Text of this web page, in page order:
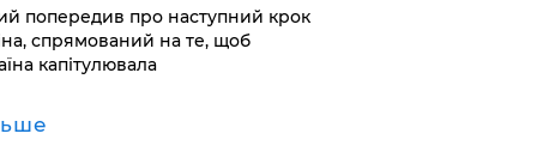
попередив про наступний крок
спрямований на те, щоб
капітулювала